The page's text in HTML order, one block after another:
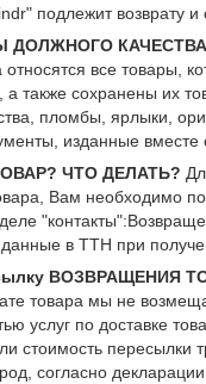
подлежит возврату и
ДОЛЖНОГО
все товары,
также сохранены их
пломбы, ярлыки,
изданные вместе
ЧТО ДЕЛАТЬ?
Вам необходимо
в ТТН при
ВОЗВРАЩЕНИЯ
товара мы не
услуг по доставке
стоимость пересылки
согласно